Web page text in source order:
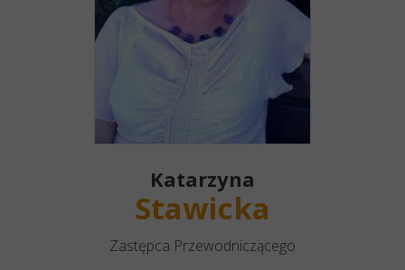
Katarzyna
Stawicka
Zastępca Przewodniczącego